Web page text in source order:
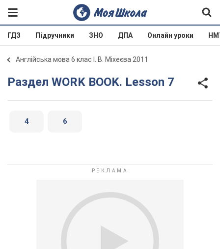
ГДЗ Підручники ЗНО ДПА Онлайн уроки
Англійська мова 6 клас І. В. Міхеєва 2011
Раздел WORK BOOK. Lesson 7
4 6